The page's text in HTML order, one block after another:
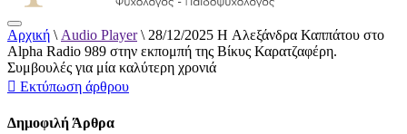
Αλεξάνδρα Καππάτου Ψυχολόγος –
Παιδοψυχολόγος
Αρχική \ Audio Player\ 28/12/2025 H Αλεξάνδρα Καππάτου στο
Alpha Radio 989 στην εκπομπή της Βίκυς Καρατζαφέρη.
Συμβουλές για μία καλύτερη χρονιά
Εκτύπωση άρθρου
Δημοφιλή Άρθρα